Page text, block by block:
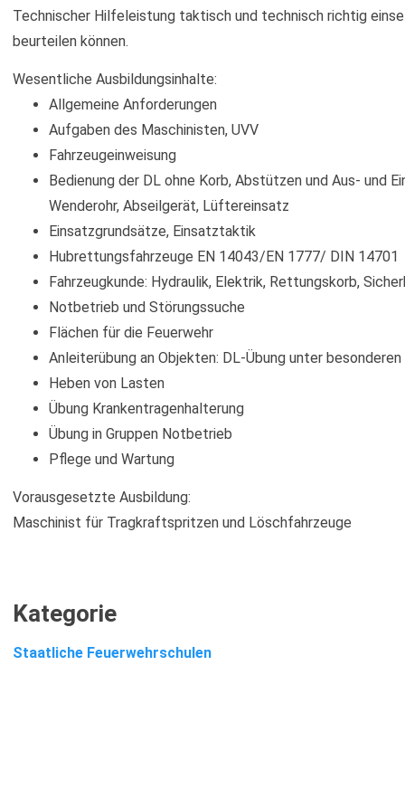
Technischer Hilfeleistung taktisch und technisch richtig
beurteilen können.
Wesentliche Ausbildungsinhalte:
Allgemeine Anforderungen
Aufgaben des Maschinisten, UVV
Fahrzeugeinweisung
Bedienung der DL ohne Korb, Abstützen und Aus- und
Wenderohr, Abseilgerät, Lüftereinsatz
Einsatzgrundsätze, Einsatztaktik
Hubrettungsfahrzeuge EN 14043/EN 1777/ DIN 14701
Fahrzeugkunde: Hydraulik, Elektrik, Rettungskorb,
Notbetrieb und Störungssuche
Flächen für die Feuerwehr
Anleiterübung an Objekten: DL-Übung unter
Heben von Lasten
Übung Krankentragenhalterung
Übung in Gruppen Notbetrieb
Pflege und Wartung
Vorausgesetzte Ausbildung:
Maschinist für Tragkraftspritzen und Löschfahrzeuge
Kategorie
Staatliche Feuerwehrschulen